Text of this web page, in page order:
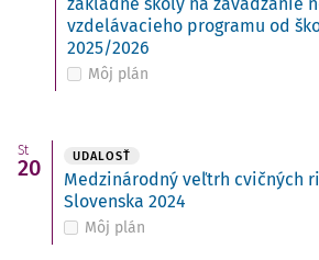
vzdelávacieho programu od
2025/2026
Môj plán
St
20 UDALOSŤ
Medzinárodný veľtrh cvičných
Slovenska 2024
Môj plán